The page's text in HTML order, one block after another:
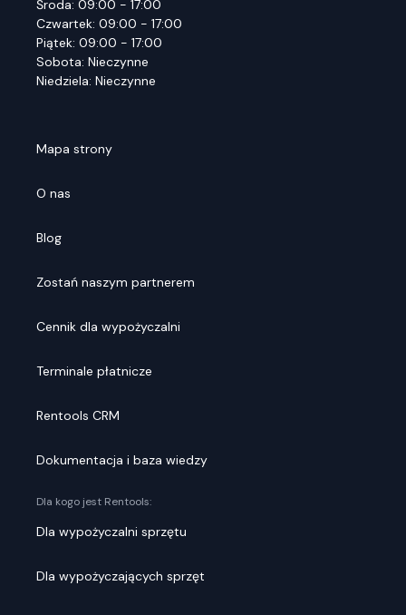
Środa: 09:00 - 17:00
Czwartek: 09:00 - 17:00
Piątek: 09:00 - 17:00
Sobota: Nieczynne
Niedziela: Nieczynne
Mapa strony
O nas
Blog
Zostań naszym partnerem
Cennik dla wypożyczalni
Terminale płatnicze
Rentools CRM
Dokumentacja i baza wiedzy
Dla kogo jest Rentools:
Dla wypożyczalni sprzętu
Dla wypożyczających sprzęt